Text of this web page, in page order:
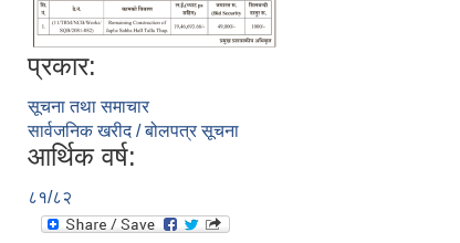
प्रकार:
सूचना तथा समाचार
सार्वजनिक खरीद / बोलपत्र सूचना
आर्थिक वर्ष:
८१/८२